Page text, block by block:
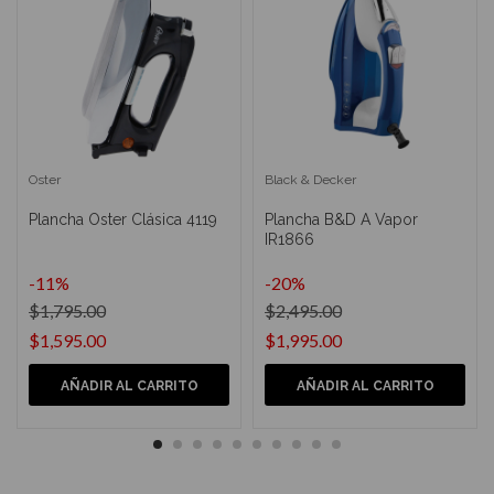
Oster
Plancha Oster Clásica 4119
$1,595.00
$1,795.00
-11%
AÑADIR AL CARRITO
Black & Decker
Plancha B&D A Vapor
IR1866
$1,995.00
$2,495.00
-20%
AÑADIR AL CARRITO